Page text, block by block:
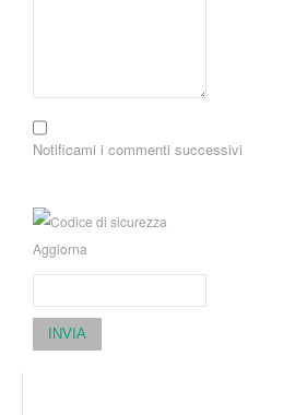
Notificami i commenti successivi
Aggiorna
INVIA